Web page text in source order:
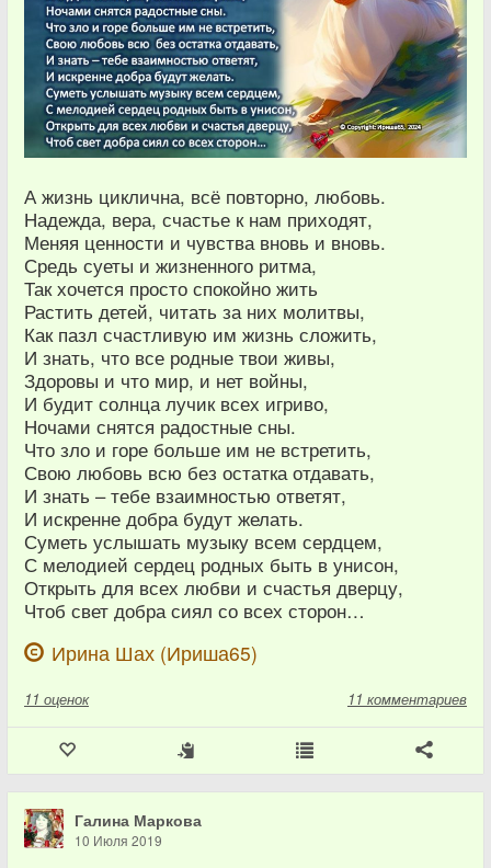
А жизнь циклична, всё повторно, любовь.
Надежда, вера, счастье к нам приходят,
Меняя ценности и чувства вновь и вновь.
Средь суеты и жизненного ритма,
Так хочется просто спокойно жить
Растить детей, читать за них молитвы,
Как пазл счастливую им жизнь сложить,
И знать, что все родные твои живы,
Здоровы и что мир, и нет войны,
И будит солнца лучик всех игриво,
Ночами снятся радостные сны.
Что зло и горе больше им не встретить,
Свою любовь всю без остатка отдавать,
И знать – тебе взаимностью ответят,
И искренне добра будут желать.
Суметь услышать музыку всем сердцем,
С мелодией сердец родных быть в унисон,
Открыть для всех любви и счастья дверцу,
Чтоб свет добра сиял со всех сторон…
Ирина Шах (Ириша65)
11 оценок 11 комментариев
Галина Маркова
10 Июля 2019